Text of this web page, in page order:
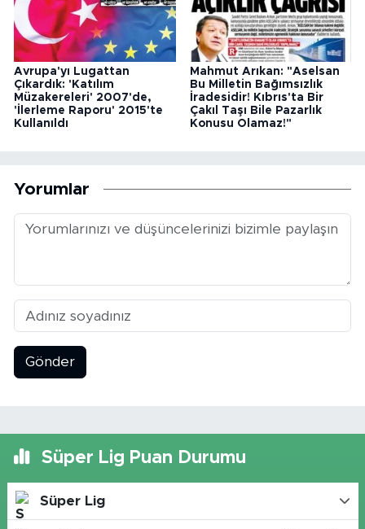
Avrupa'yı Lugattan
Çıkardık: 'Katılım
Müzakereleri' 2007'de,
'İlerleme Raporu' 2015'te
Kullanıldı
Mahmut Arıkan: "Aselsan
Bu Milletin Bağımsızlık
İradesidir! Kıbrıs'ta Bir
Çakıl Taşı Bile Pazarlık
Konusu Olamaz!"
Yorumlar
Gönder
Süper Lig Puan Durumu
Süper Lig